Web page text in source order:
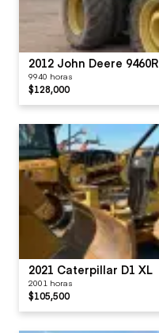
2012 John Deere 9460R
9940 horas
$128,000
2021 Caterpillar D1 XL
2001 horas
$105,500